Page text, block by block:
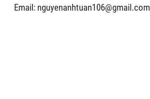
Email: nguyenanhtuan106@gmail.com